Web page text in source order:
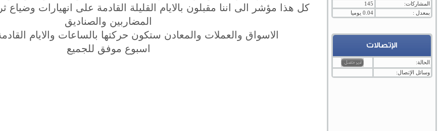
المشاركات:
145
بمعدل :
0.04 يوميا
الإتصالات
الحالة:
وسائل الإتصال:
كل هذا مؤشر الى اننا مقبلون بالايام القليلة القادمة على انهيارات وضياع
المضاربين والصناديق
الاسواق والعملات والمعادن ستكون حركتها بالساعات والايام
اسبوع موفق للجميع